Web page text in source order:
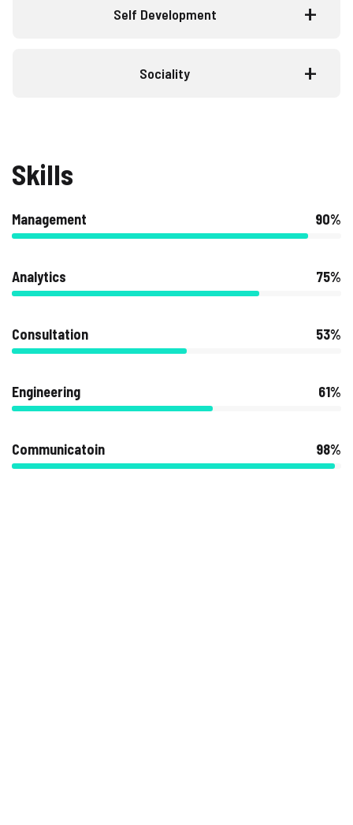
Self Development
Sociality
Skills
Management 90%
Analytics 75%
Consultation 53%
Engineering 61%
Communicatoin 98%